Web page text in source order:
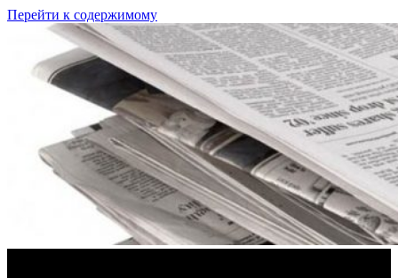
Перейти к содержимому